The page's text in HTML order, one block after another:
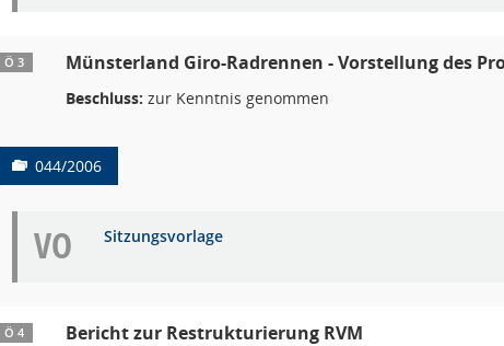
Ö 3 Münsterland Giro-Radrennen - Vorstellung des
Beschluss: zur Kenntnis genommen
044/2006
VO Sitzungsvorlage
Ö 4 Bericht zur Restrukturierung RVM